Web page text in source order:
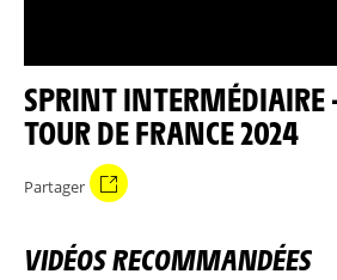
SPRINT INTERMÉDIAIRE - PHILIPSEN -
TOUR DE FRANCE 2024
Partager
VIDÉOS RECOMMANDÉES